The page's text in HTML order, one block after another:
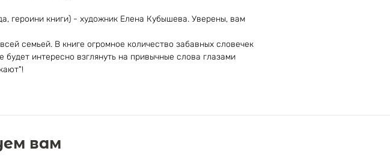
героини книги) - художник Елена Кубышева. Уверены, вам
семьей. В книге огромное количество забавных словечек
интересно взглянуть на привычные слова глазами
вам